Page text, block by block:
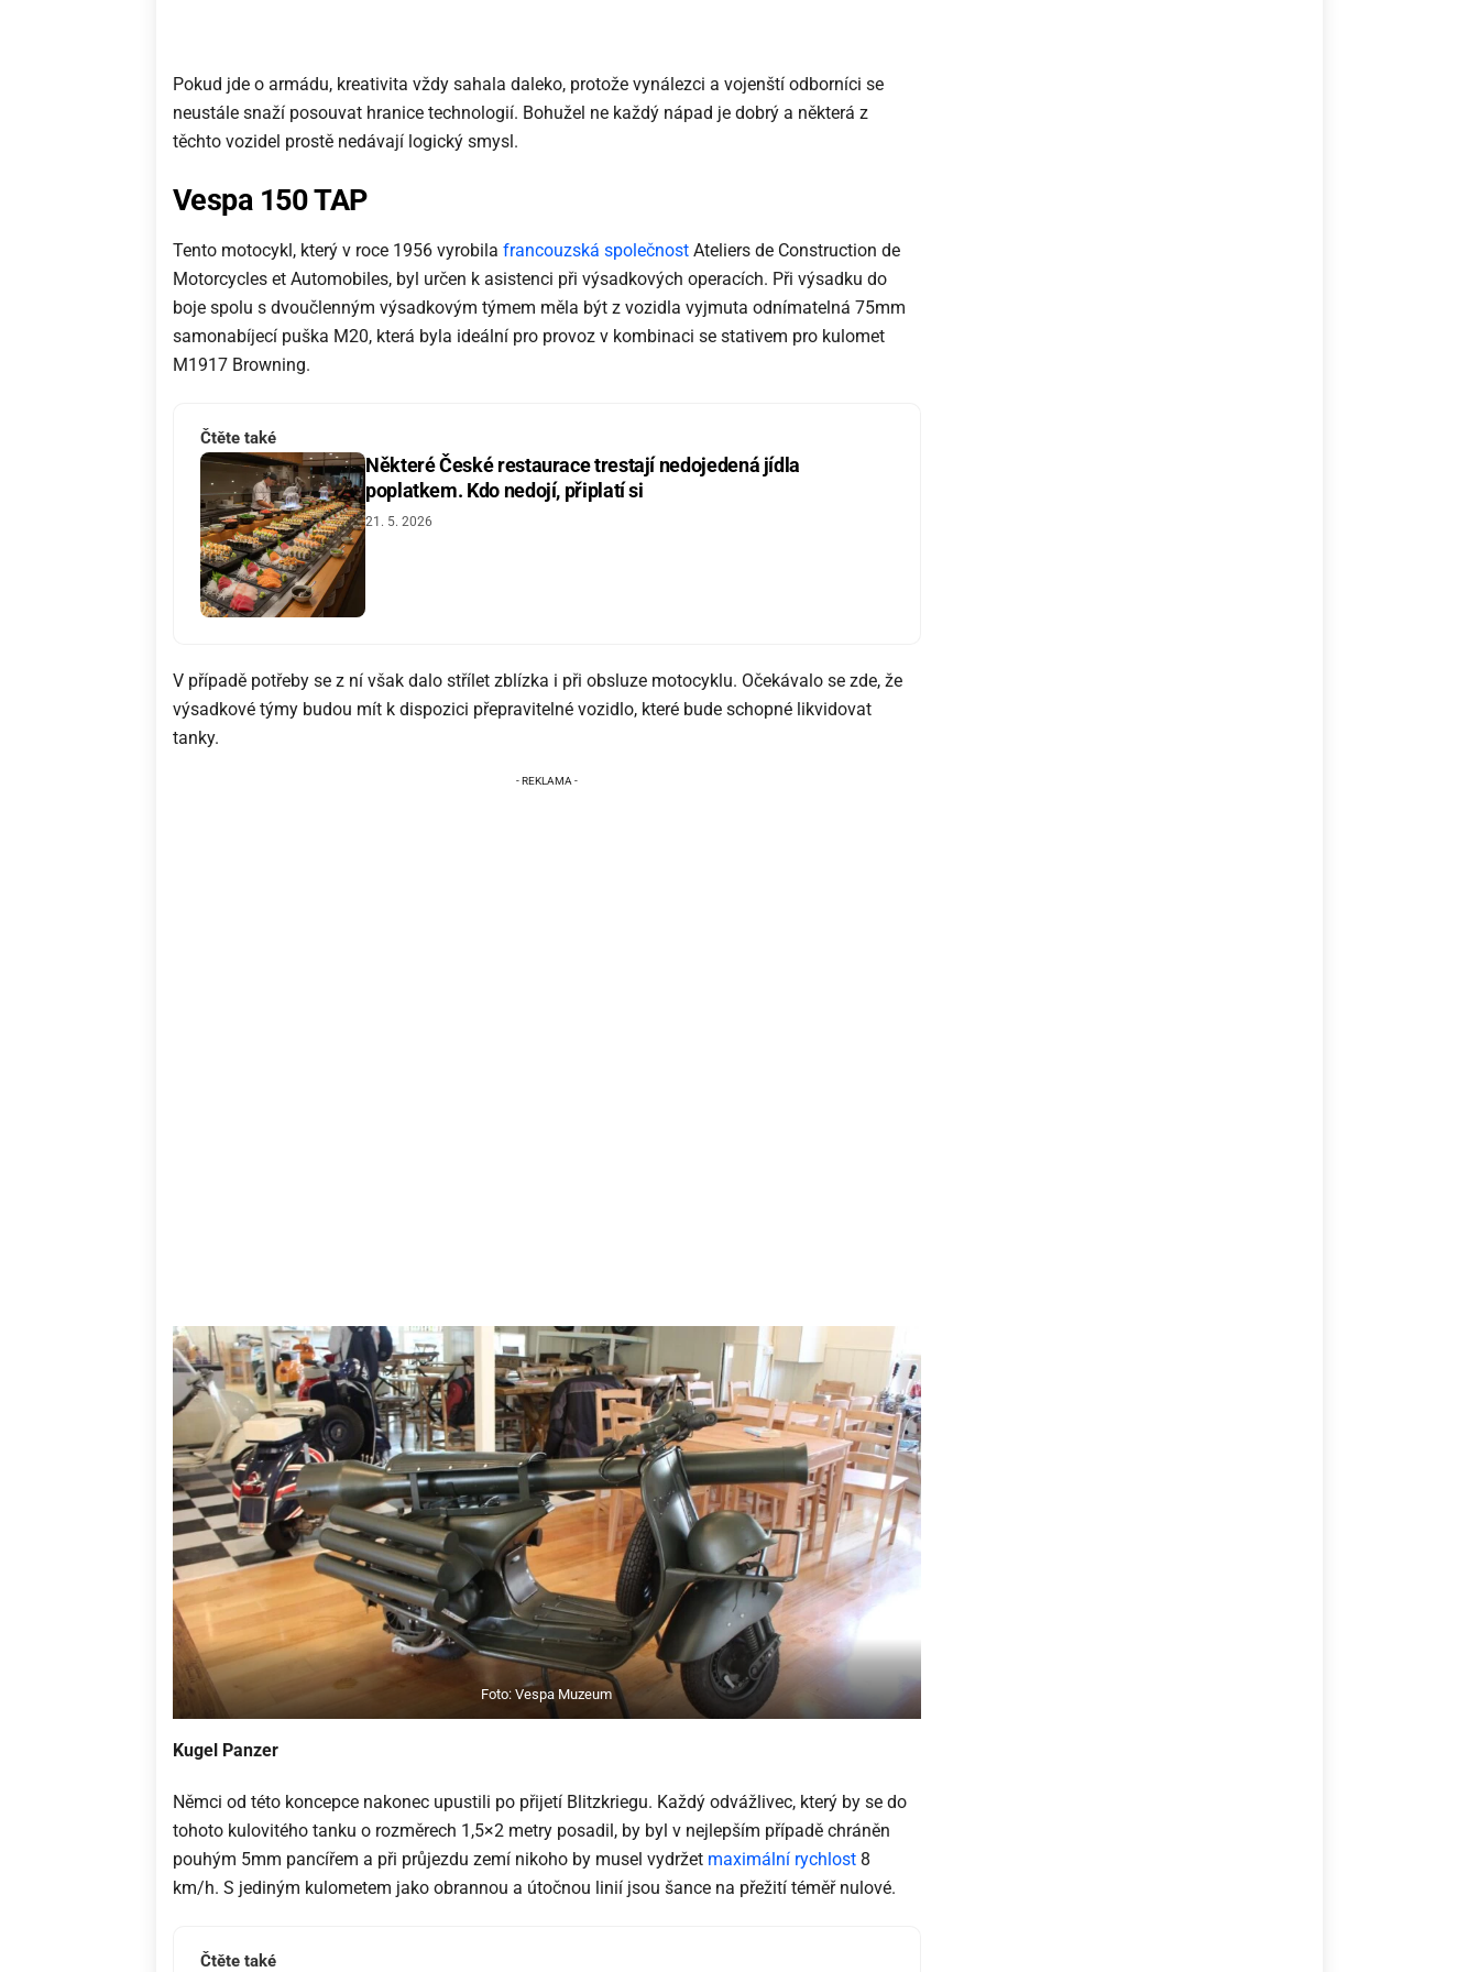
Pokud jde o armádu, kreativita vždy sahala daleko, protože vynálezci a vojenští odborníci se
neustále snaží posouvat hranice technologií. Bohužel ne každý nápad je dobrý a některá z
těchto vozidel prostě nedávají logický smysl.
Vespa 150 TAP
Tento motocykl, který v roce 1956 vyrobila francouzská společnost Ateliers de Construction de
Motorcycles et Automobiles, byl určen k asistenci při výsadkových operacích. Při výsadku do
boje spolu s dvoučlenným výsadkovým týmem měla být z vozidla vyjmuta odnímatelná 75mm
samonabíjecí puška M20, která byla ideální pro provoz v kombinaci se stativem pro kulomet
M1917 Browning.
Čtěte také
Některé České restaurace trestají nedojedená jídla
poplatkem. Kdo nedojí, připlatí si
21. 5. 2026
V případě potřeby se z ní však dalo střílet zblízka i při obsluze motocyklu. Očekávalo se zde, že
výsadkové týmy budou mít k dispozici přepravitelné vozidlo, které bude schopné likvidovat
tanky.
Foto: Vespa Muzeum
Kugel Panzer
Němci od této koncepce nakonec upustili po přijetí Blitzkriegu. Každý odvážlivec, který by se do
tohoto kulovitého tanku o rozměrech 1,5×2 metry posadil, by byl v nejlepším případě chráněn
pouhým 5mm pancířem a při průjezdu zemí nikoho by musel vydržet maximální rychlost 8
km/h. S jediným kulometem jako obrannou a útočnou linií jsou šance na přežití téměř nulové.
Čtěte také